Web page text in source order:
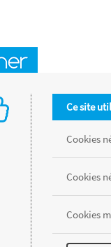
Ce site
Cookies
Cookies
Cookies
dans la limite des